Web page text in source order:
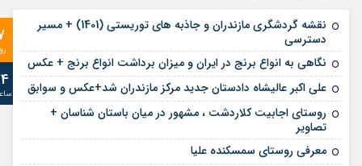
نقشه گردشگری مازندران و جاذبه های توریستی (1401) + مسیر
دسترسی
نگاهی به انواع برنج در ایران و میزان برداشت انواع برنج + عکس
علی‌ اکبر عالیشاه دادستان جدید مرکز مازندران شد+عکس و سوابق
روستای اجابیت کلاردشت ، مشهور در میان باستان شناسان +
تصاویر
معرفی روستای سمسکنده علیا